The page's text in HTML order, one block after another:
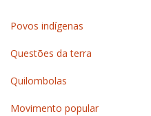
Povos indígenas
Questões da terra
Quilombolas
Movimento popular